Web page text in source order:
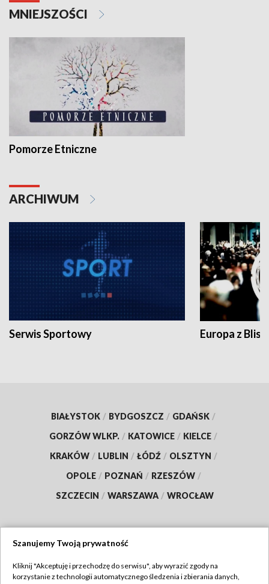
MNIEJSZOŚCI
Pomorze Etniczne
ARCHIWUM
Serwis Sportowy Europa z
BIAŁYSTOK / BYDGOSZCZ / GDAŃSK /
GORZÓW WLKP. / KATOWICE / KIELCE /
KRAKÓW / LUBLIN / ŁÓDŹ / OLSZTYN /
OPOLE / POZNAŃ / RZESZÓW /
SZCZECIN / WARSZAWA / WROCŁAW
TVP
Szanujemy Twoją prywatność
Kliknij "Akceptuję i przechodzę do serwisu", aby wyrazić zgody na
korzystanie z technologii automatycznego śledzenia i zbierania danych,